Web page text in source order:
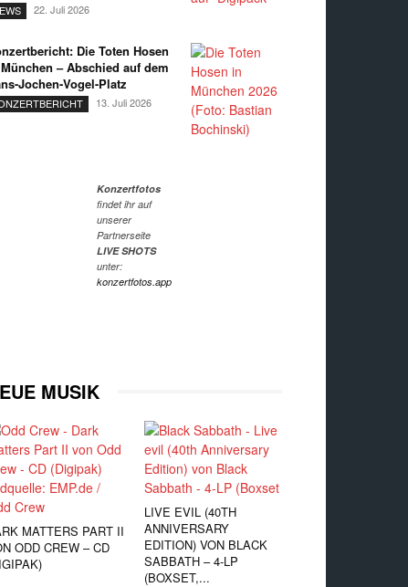
22. Juli 2026
Die Toten Hosen
– Abschied auf dem
Jochen-Vogel-Platz
13. Juli 2026
Konzertfotos
findet ihr auf
unserer
Partnerseite
LIVE SHOTS
unter:
konzertfotos.app
MUSIK
MATTERS PART II
ODD CREW – CD
LIVE EVIL (40TH
ANNIVERSARY
EDITION) VON BLACK
SABBATH – 4-LP
(BOXSET,...